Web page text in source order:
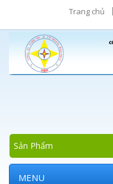
Trang chủ
Sản Phẩm
MENU